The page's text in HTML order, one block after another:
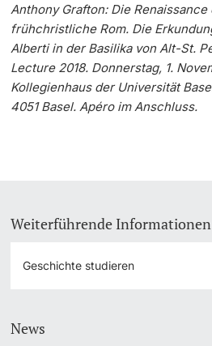
Anthony Grafton: Die
frühchristliche Rom. Die
Alberti in der Basilika von Alt-St.
Lecture 2018. Donnerstag, 1.
Kollegienhaus der Universität
4051 Basel. Apéro im Anschluss.
Weiterführende Informationen
Geschichte studieren
News